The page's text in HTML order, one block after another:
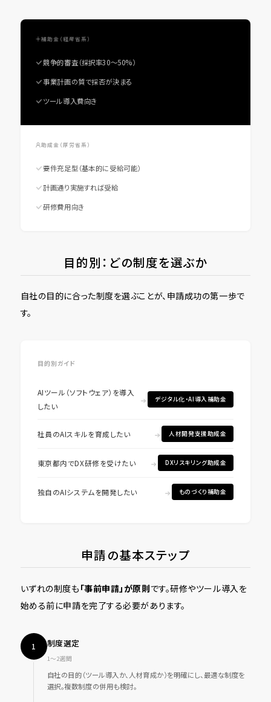
補助金（経産省系）
競争的審査（採択率30〜50%）
事業計画の質で採否が決まる
ツール導入費向き
助成金（厚労省系）
要件充足型（基本的に受給可能）
計画通り実施すれば受給
研修費用向き
目的別：どの制度を選ぶか
自社の目的に合った制度を選ぶことが、申請成功の第一歩で
す。
目的別ガイド
AIツール（ソフトウェア）を導入
したい
デジタル化・AI導入補助金
社員のAIスキルを育成したい 人材開発支援助成金
東京都内でDX研修を受けたい DXリスキリング助成金
独自のAIシステムを開発したい ものづくり補助金
申請の基本ステップ
いずれの制度も 「事前申請」が原則です。研修やツール導入を
始める前に申請を完了する必要があります。
1 制度選定
1〜2週間
自社の目的（ツール導入か、人材育成か）を明確にし、最適な制度を
選択。複数制度の併用も検討。